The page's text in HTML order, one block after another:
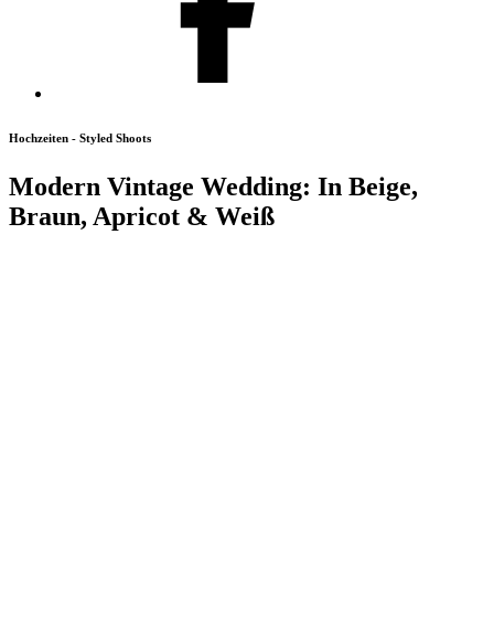
Hochzeiten - Styled Shoots
Modern Vintage Wedding: In Beige,
Braun, Apricot & Weiß